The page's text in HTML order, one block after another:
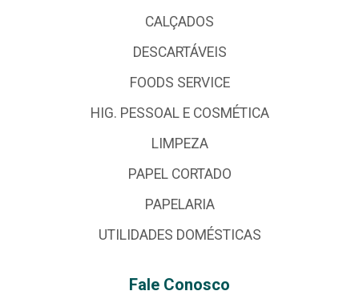
CALÇADOS
DESCARTÁVEIS
FOODS SERVICE
HIG. PESSOAL E COSMÉTICA
LIMPEZA
PAPEL CORTADO
PAPELARIA
UTILIDADES DOMÉSTICAS
Fale Conosco